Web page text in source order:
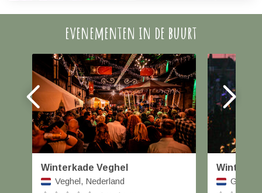
evenementen in de buurt
Winterkade Veghel
Veghel, Nederland